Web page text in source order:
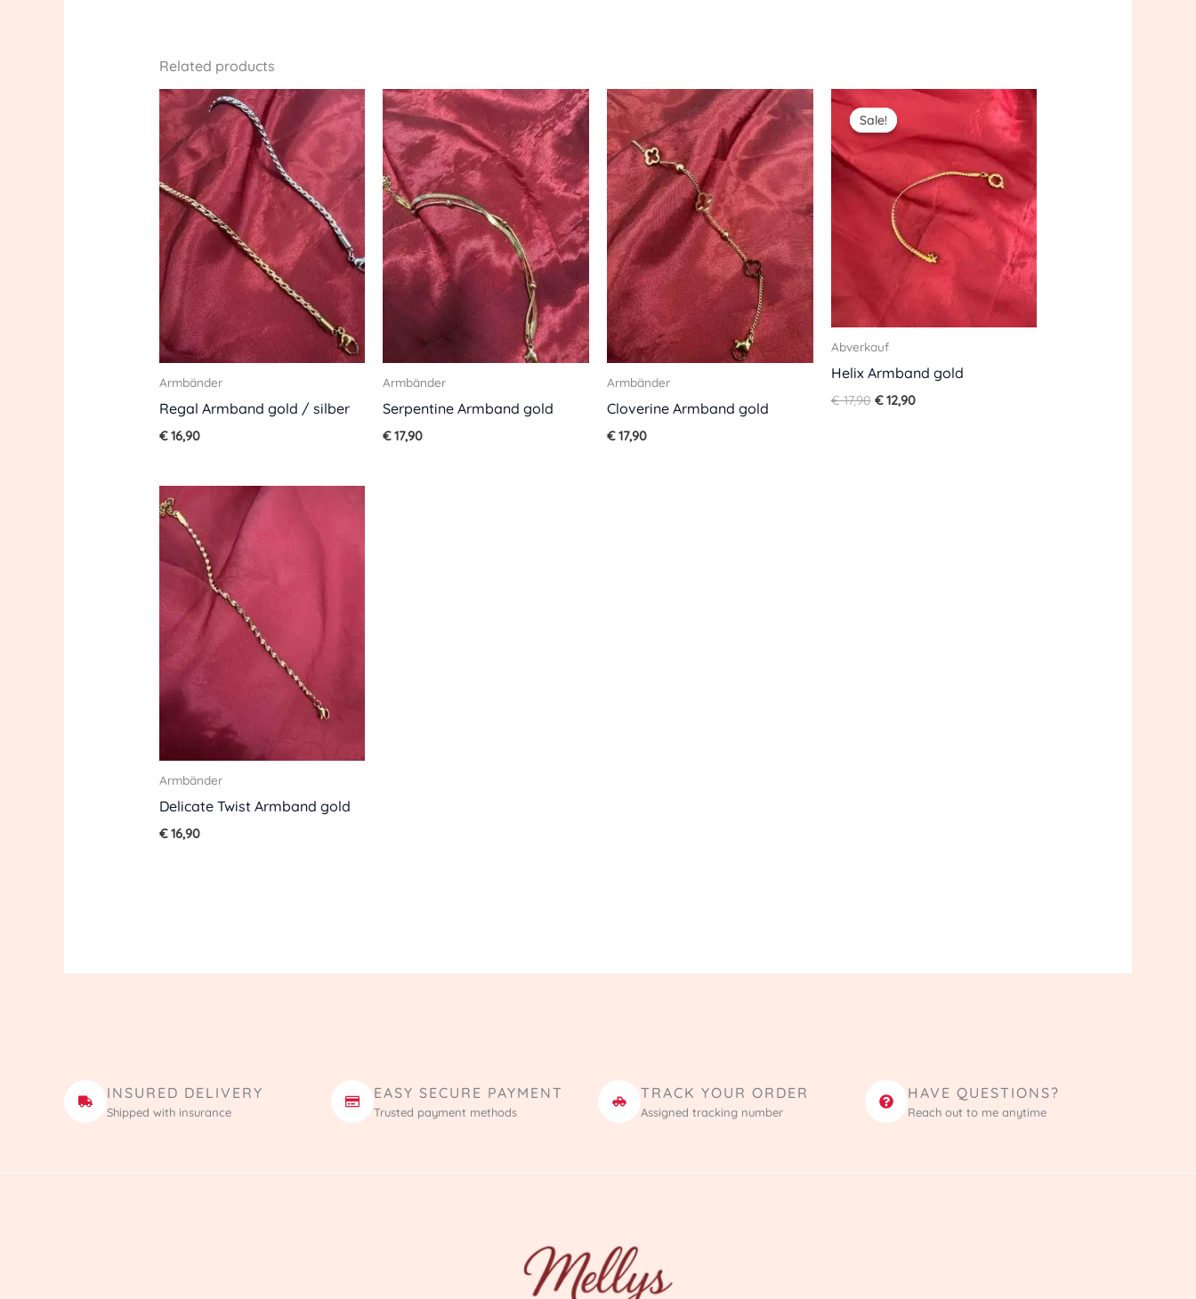
Related products
Armbänder
Regal Armband gold / silber
€16,90
Armbänder
Serpentine Armband gold
€17,90
Armbänder
Cloverine Armband gold
€17,90
Sale!
Sale!
Abverkauf
Helix Armband gold
€17,90
Original
price
was:
€ 17,90.
€12,90
Current
€ 12,90.
Armbänder
Delicate Twist Armband gold
€16,90
INSURED DELIVERY
Shipped with insurance
EASY SECURE PAYMENT
Trusted payment methods
TRACK YOUR ORDER
Assigned tracking number
HAVE QUESTIONS?
Reach out to me anytime